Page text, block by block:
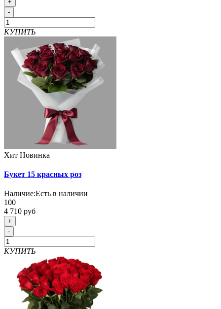
+
-
КУПИТЬ
Хит Новинка
Букет 15 красных роз
Наличие:Есть в наличии
100
4 710 руб
+
-
КУПИТЬ